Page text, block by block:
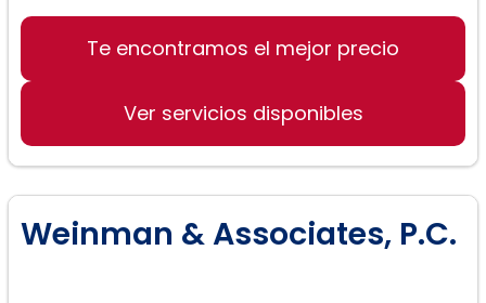
Ley de familia:
Ley de adopción:
Te encontramos el mejor precio
Ver servicios disponibles
Weinman & Associates, P.C.